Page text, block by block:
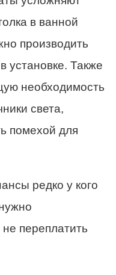
в ванной
производить
установке. Также
необходимость
света,
помехой для
редко у кого
переплатить